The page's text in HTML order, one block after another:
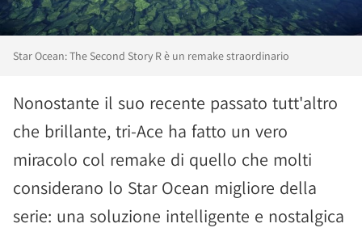
Star Ocean: The Second Story R è un remake straordinario
Nonostante il suo recente passato tutt'altro
che brillante, tri-Ace ha fatto un vero
miracolo col remake di quello che molti
considerano lo Star Ocean migliore della
serie: una soluzione intelligente e nostalgica